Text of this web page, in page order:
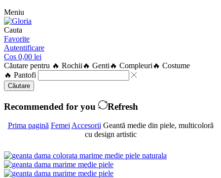
Meniu
Cauta
Favorite
Autentificare
Cos 0,00 lei
Căutare pentru 🔥 Rochii 🔥 Genti 🔥 Compleuri 🔥 Costume
🔥 Pantofi
Căutare
Recommended for you Refresh
Prima pagină Femei Accesorii Geantă medie din piele, multicoloră
cu design artistic